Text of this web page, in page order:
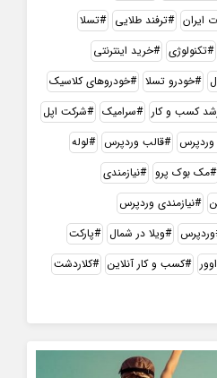
ایران ترفند طلایی
تسلا
تکنولوژی
خرید اینترنتی
خودرو تسلا
خودروهای کلاسیک
کسب و کار سرامیک
شرکت اپل
وردپرس قالب وردپرس
لوله
مک بوک پرو
نیازمندی
نیازمندی وردپرس
وردپرس ویلا در شمال
پارکت
کسب و کار آنلاین
کلاردشت